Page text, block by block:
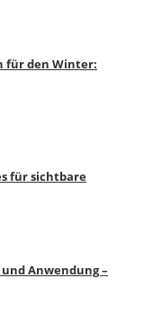
für den Winter:
für sichtbare
Anwendung –